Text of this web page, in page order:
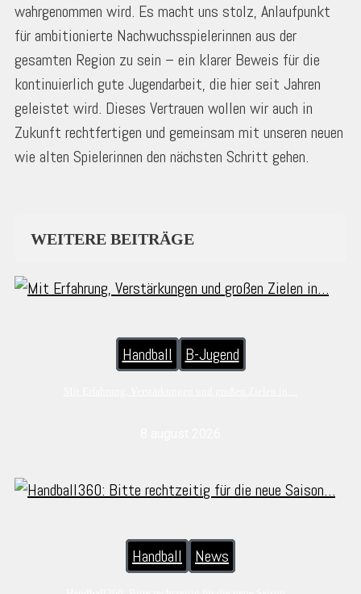
wahrgenommen wird. Es macht uns stolz, Anlaufpunkt
für ambitionierte Nachwuchsspielerinnen aus der
gesamten Region zu sein – ein klarer Beweis für die
kontinuierlich gute Jugendarbeit, die hier seit Jahren
geleistet wird. Dieses Vertrauen wollen wir auch in
Zukunft rechtfertigen und gemeinsam mit unseren neuen
wie alten Spielerinnen den nächsten Schritt gehen.
WEITERE BEITRÄGE
Handball B-Jugend
Handball News